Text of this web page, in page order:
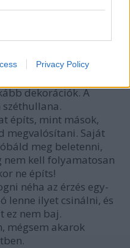
Privacy Policy
a belinkelt
vannak a srácnak
az olyan alkotásokat
a gyerekeimmel és
dekorációk. A
építs, mint mások,
megvalósítani. Saját
meg beletenni,
nem kell folyamatosan
ne építs!
néha az érzés egy-
lenne ilyet csinálni, és
ez nem baj.
mégsem akarok